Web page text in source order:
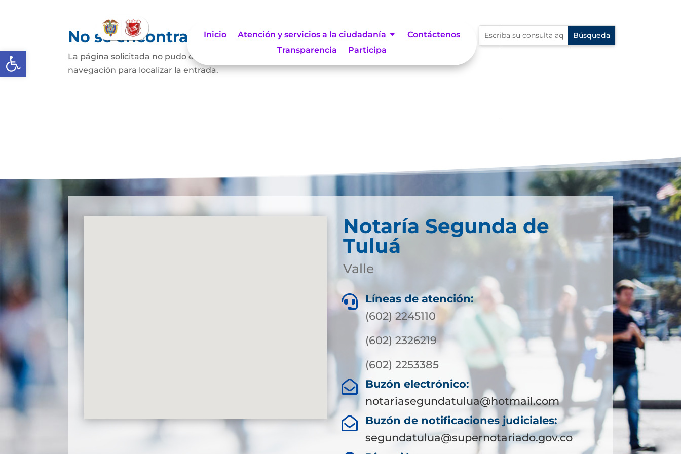
Abrir barra de herramientas
Inicio Atención y servicios a la ciudadanía
Contáctenos
Transparencia
Participa
No se encontraron resultados
La página solicitada no pudo encontrarse. Trate de perfeccionar su búsqueda o utilice la
navegación para localizar la entrada.
Notaría Segunda de
Tuluá
Valle
 Líneas de atención:
(602) 2245110
(602) 2326219
(602) 2253385

Buzón electrónico:
notariasegundatulua@hotmail.com

Buzón de notificaciones judiciales:
segundatulua@supernotariado.gov.co